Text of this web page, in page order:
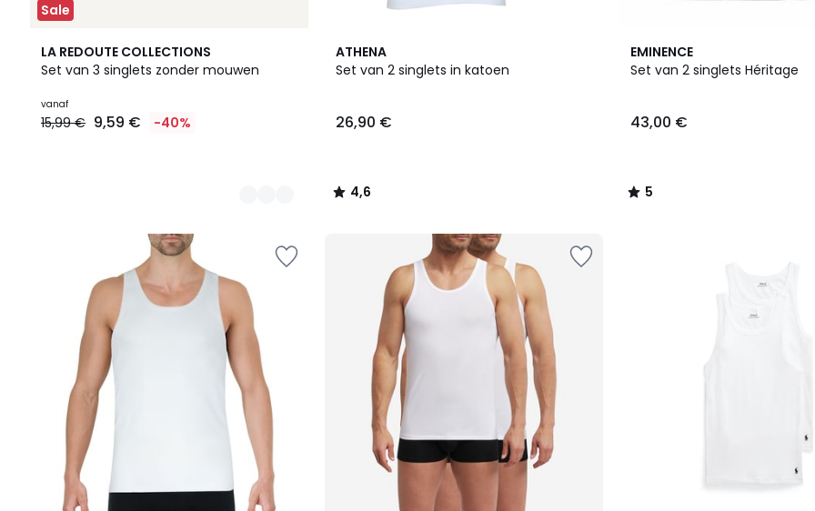
Sale
LA REDOUTE COLLECTIONS
Set van 3 singlets zonder mouwen
Prijs
vanaf
toegepast.
vanaf
15,99 € 9,59 € -40%
2
Kleuren
ATHENA
Set van 2 singlets in katoen
26,90 €
4,6
/ 5
4,6
/
EMINENCE
Set van 2 singlets Héritage
43,00 €
5
/
5
/